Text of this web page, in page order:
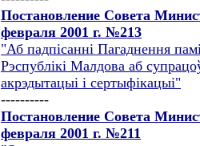
Постановление Совета
февраля 2001 г. №213
"Аб падпiсаннi Пагаднення
Рэспублiкi Малдова аб
акрэдытацыi i сертыфiкацыi"
----------
Постановление Совета
февраля 2001 г. №211